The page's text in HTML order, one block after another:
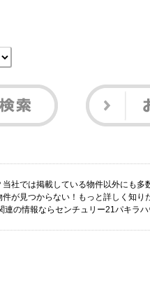
社では掲載している物件以外にも多
が見つからない！もっと詳しく知
の情報ならセンチュリー21パキラハ